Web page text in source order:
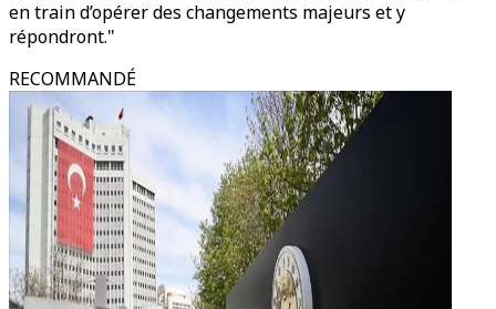
en train d’opérer des changements majeurs et y
répondront."
RECOMMANDÉ